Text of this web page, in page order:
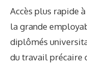
Accès plus rapide
la grande
diplômés
du travail précaire